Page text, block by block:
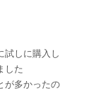
試しに購入し
した
が多かったの